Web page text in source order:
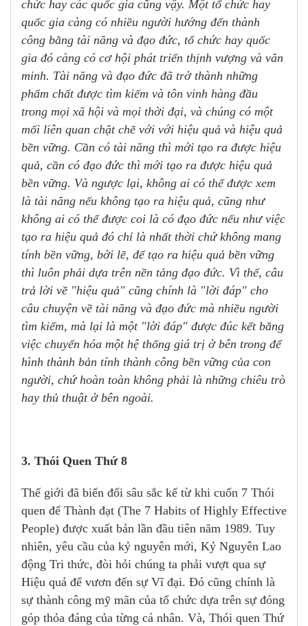
chức hay các quốc gia cũng vậy. Một tổ chức hay
quốc gia càng có nhiều người hướng đến thành
công bằng tài năng và đạo đức, tổ chức hay quốc
gia đó càng có cơ hội phát triển thịnh vượng và văn
minh. Tài năng và đạo đức đã trở thành những
phẩm chất được tìm kiếm và tôn vinh hàng đầu
trong mọi xã hội và mọi thời đại, và chúng có một
mối liên quan chặt chẽ với với hiệu quả và hiệu quả
bền vững. Cần có tài năng thì mới tạo ra được hiệu
quả, cần có đạo đức thì mới tạo ra được hiệu quả
bền vững. Và ngược lại, không ai có thể được xem
là tài năng nếu không tạo ra hiệu quả, cũng như
không ai có thể được coi là có đạo đức nếu như việc
tạo ra hiệu quả đó chỉ là nhất thời chứ không mang
tính bền vững, bởi lẽ, để tạo ra hiệu quả bền vững
thì luôn phải dựa trên nền tảng đạo đức. Vì thế, câu
trả lời về "hiệu quả" cũng chính là "lời đáp" cho
câu chuyện về tài năng và đạo đức mà nhiều người
tìm kiếm, mà lại là một "lời đáp" được đúc kết bằng
việc chuyển hóa một hệ thống giá trị ở bên trong để
hình thành bản tính thành công bền vững của con
người, chứ hoàn toàn không phải là những chiêu trò
hay thủ thuật ở bên ngoài.
3. Thói Quen Thứ 8
Thế giới đã biến đổi sâu sắc kể từ khi cuốn 7 Thói
quen để Thành đạt (The 7 Habits of Highly Effective
People) được xuất bản lần đầu tiên năm 1989. Tuy
nhiên, yêu cầu của kỷ nguyên mới, Kỷ Nguyên Lao
động Tri thức, đòi hỏi chúng ta phải vượt qua sự
Hiệu quả để vươn đến sự Vĩ đại. Đó cũng chính là
sự thành công mỹ mãn của tổ chức dựa trên sự đóng
góp thỏa đáng của từng cá nhân. Và, Thói quen Thứ